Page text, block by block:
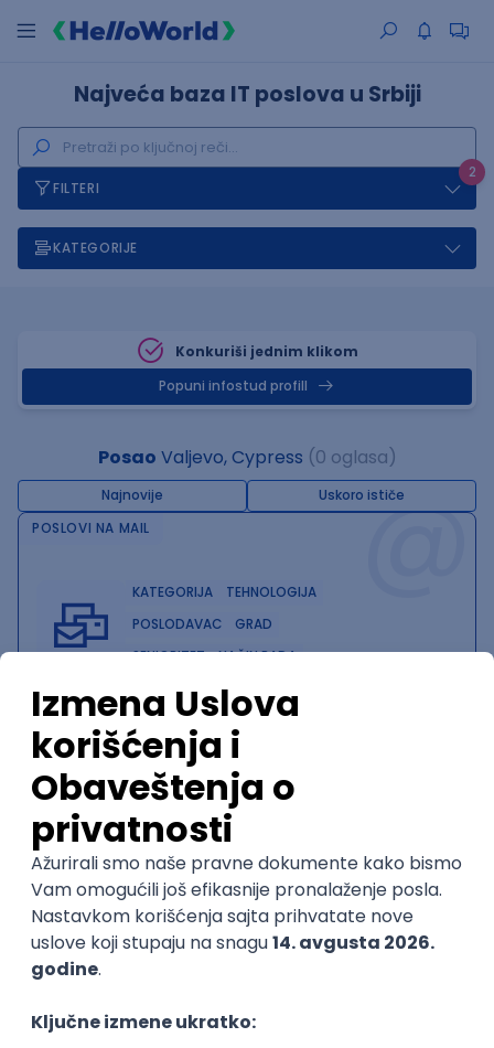
Najveća baza IT poslova u Srbiji
2
FILTERI
KATEGORIJE
Konkuriši jednim klikom
Popuni infostud profill
Posao Valjevo, Cypress (0 oglasa)
Najnovije Uskoro ističe@
POSLOVI NA MAIL
KATEGORIJA
TEHNOLOGIJA
POSLODAVAC
GRAD
SENIORITET
NAČIN RADA
Najnoviji poslovi svakog dana u tvom
inboxu
Prijavi se
Trenutno nema oglasa po traženim kriterijumima
pretrage.
Pogledaj slične oglase ili izmeni kriterijume pretrage
OGLASI PO KRITERIJUMU Cypress
Senior QA Automation Engineer - AWS
& Salesforce
Flosum